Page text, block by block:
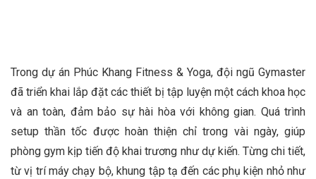
Trong dự án Phúc Khang Fitness & Yoga, đội ngũ Gymaster
đã triển khai lắp đặt các thiết bị tập luyện một cách khoa học
và an toàn, đảm bảo sự hài hòa với không gian. Quá trình
setup thần tốc được hoàn thiện chỉ trong vài ngày, giúp
phòng gym kịp tiến độ khai trương như dự kiến. Từng chi tiết,
từ vị trí máy chạy bộ, khung tập tạ đến các phụ kiện nhỏ như